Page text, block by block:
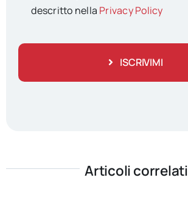
descritto nella Privacy Policy
ISCRIVIMI
Articoli correlati